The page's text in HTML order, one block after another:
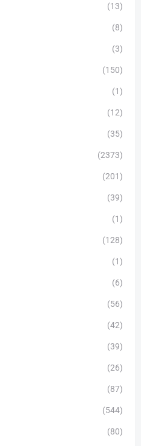
(13)
(8)
(3)
(150)
(1)
(12)
(35)
(2373)
(201)
(39)
(1)
(128)
(1)
(6)
(56)
(42)
(39)
(26)
(87)
(544)
(80)